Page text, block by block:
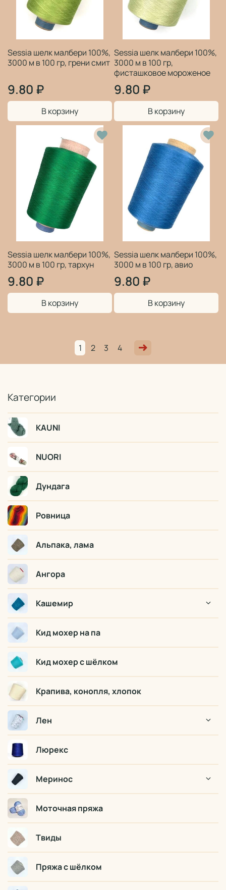
Sessia шелк малбери 100%,
3000 м в 100 гр, грени смит
9.80 ₽
В корзину
Sessia шелк малбери 100%,
3000 м в 100 гр,
фисташковое мороженое
9.80 ₽
В корзину
Sessia шелк малбери 100%,
3000 м в 100 гр, тархун
9.80 ₽
В корзину
Sessia шелк малбери 100%,
3000 м в 100 гр, авио
9.80 ₽
В корзину
1 2 3 4
Категории
KAUNI
NUORI
Дундага
Ровница
Альпака, лама
Ангора
Кашемир
Кид мохер на па
Кид мохер с шёлком
Крапива, конопля, хлопок
Лен
Люрекс
Меринос
Моточная пряжа
Твиды
Пряжа с шёлком